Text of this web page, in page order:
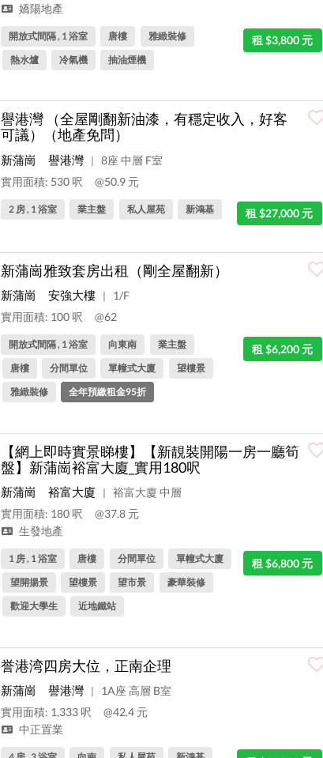
嬌陽地產
租 $3,800 元
開放式間隔 , 1 浴室 唐樓
雅緻裝修
熱水爐
冷氣機 抽油煙機
譽港灣 （全屋剛翻新油漆，有穩定收入，好客
可議）（地產免問）
新蒲崗 譽港灣 |
8座 中層 F室
實用面積: 530 呎
@50.9 元
租 $27,000 元
2 房 , 1 浴室 業主盤 私人屋苑 新鴻基
新蒲崗雅致套房出租（剛全屋翻新）
新蒲崗 安強大樓 |
1/F
實用面積: 100 呎
@62
租 $6,200 元
開放式間隔 , 1 浴室 向東南
業主盤
唐樓
分間單位 單幢式大廈
望樓景
雅緻裝修
全年預繳租金95折
【網上即時實景睇樓】【新靚裝開陽一房一廳筍
盤】新蒲崗裕富大廈_實用180呎
新蒲崗 裕富大廈 |
裕富大廈 中層
實用面積: 180 呎
@37.8 元
生發地產
租 $6,800 元
1 房 , 1 浴室 唐樓 分間單位
單幢式大廈
望開揚景
望樓景 望市景
豪華裝修
歡迎大學生
近地鐵站
誉港湾四房大位，正南企理
新蒲崗 譽港灣 |
1A座 高層 B室
實用面積: 1,333 呎
@42.4 元
中正置業